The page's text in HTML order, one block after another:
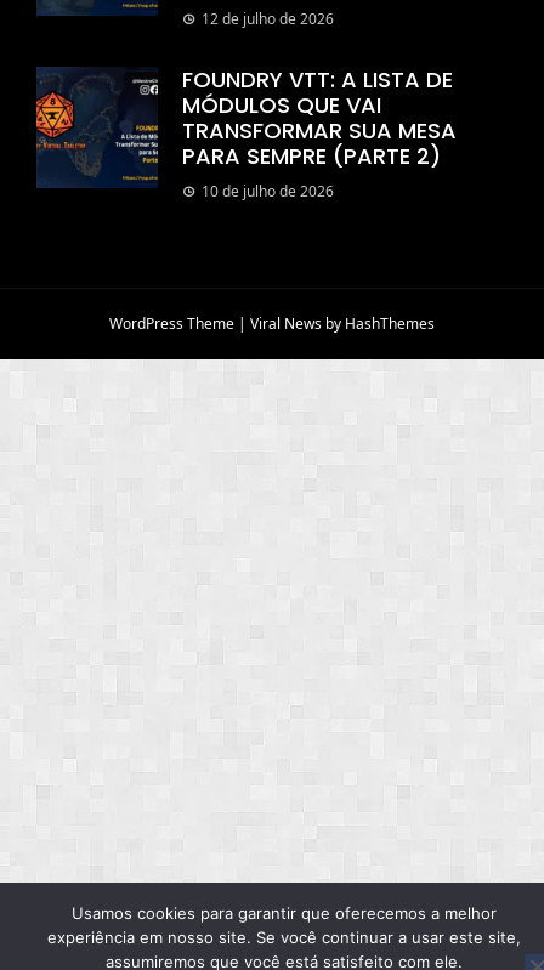
12 de julho de 2026
FOUNDRY VTT: A LISTA DE
MÓDULOS QUE VAI
TRANSFORMAR SUA MESA
PARA SEMPRE (PARTE 2)
10 de julho de 2026
WordPress Theme | Viral News by HashThemes
Usamos cookies para garantir que oferecemos a melhor
experiência em nosso site. Se você continuar a usar este site,
assumiremos que você está satisfeito com ele.